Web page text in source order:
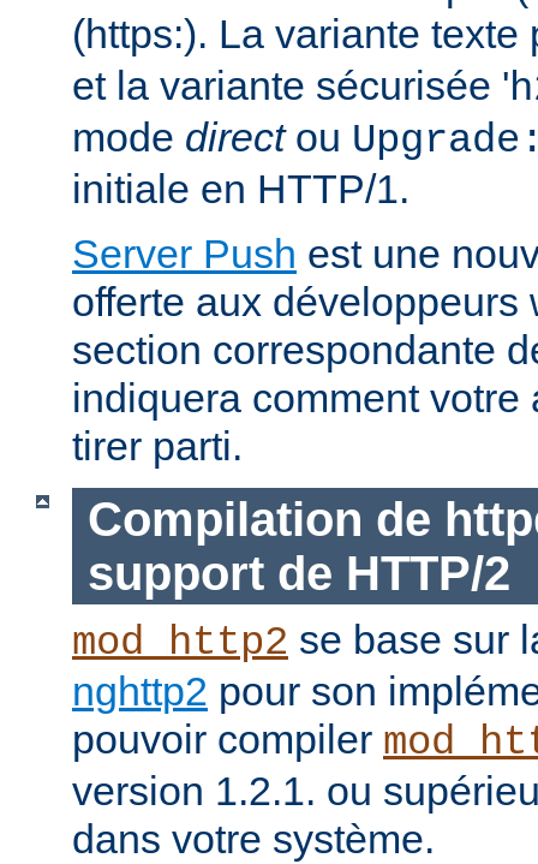
(https:). La variante texte
et la variante sécurisée '
mode directou
initiale en HTTP/1.
Server Push est une
offerte aux développeurs
section correspondante
indiquera comment
tirer parti.
Compilation de
support de HTTP/2
mod_http2 se base sur
nghttp2 pour son
pouvoir compiler
version 1.2.1. ou
dans votre système.